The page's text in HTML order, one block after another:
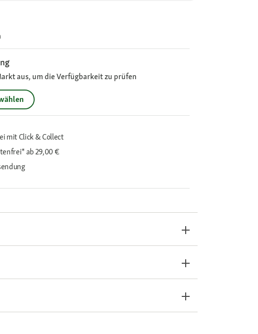
aus, um die Verfügbarkeit zu prüfen
mit Click & Collect
ab 29,00 €